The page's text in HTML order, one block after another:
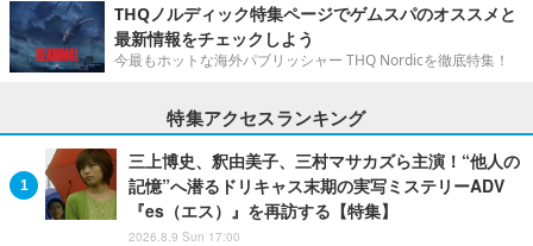
THQノルディック特集ページでゲムスパのオススメと
最新情報をチェックしよう
今最もホットな海外パブリッシャー THQ Nordicを徹底特集！
特集アクセスランキング
三上博史、釈由美子、三村マサカズら主演！“他人の
記憶”へ潜るドリキャス末期の実写ミステリーADV
『es（エス）』を再訪する【特集】
2026.8.9 Sun 17:00